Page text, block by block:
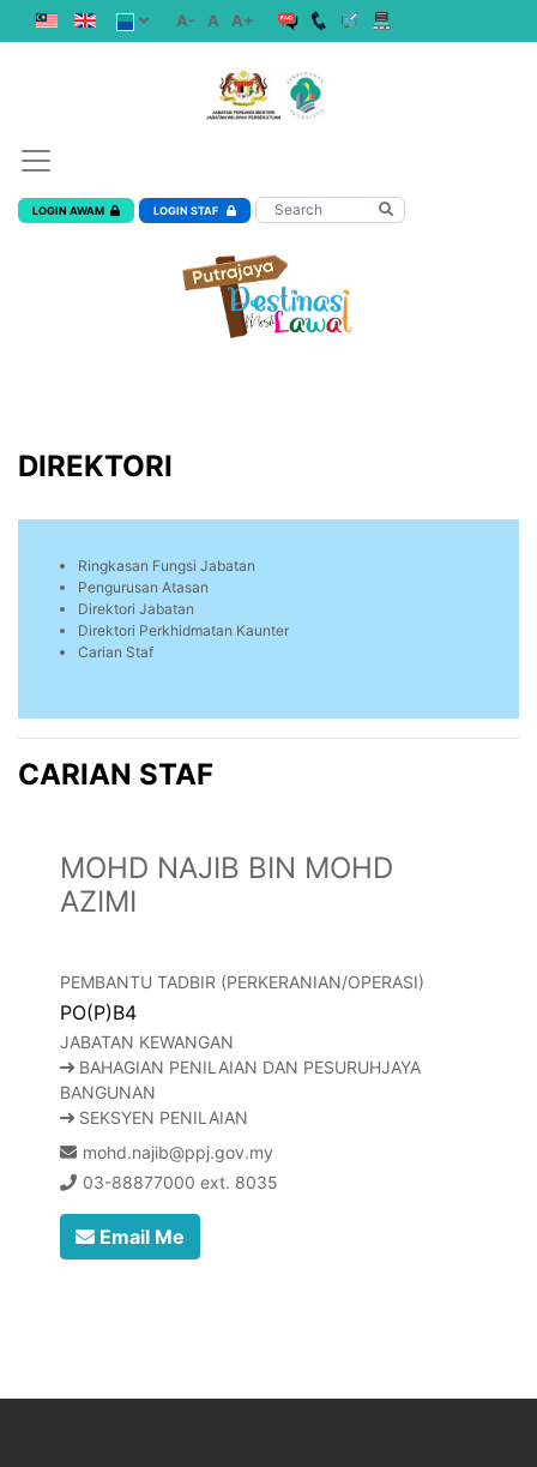
A- A A+
LOGIN AWAM LOGIN STAF
DIREKTORI
Ringkasan Fungsi Jabatan
Pengurusan Atasan
Direktori Jabatan
Direktori Perkhidmatan Kaunter
Carian Staf
CARIAN STAF
MOHD NAJIB BIN MOHD
AZIMI
PEMBANTU TADBIR (PERKERANIAN/OPERASI)
PO(P)B4
JABATAN KEWANGAN
BAHAGIAN PENILAIAN DAN PESURUHJAYA
BANGUNAN
SEKSYEN PENILAIAN
mohd.najib@ppj.gov.my
03-88877000 ext. 8035
Email Me